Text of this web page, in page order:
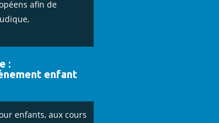
afin de
:
enfant
enfants, aux cours